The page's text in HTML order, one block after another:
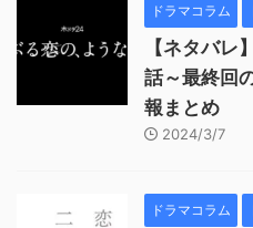
ドラマコラム
【ネタバレ
話～最終回
報まとめ
2024/3/7
ドラマコラム